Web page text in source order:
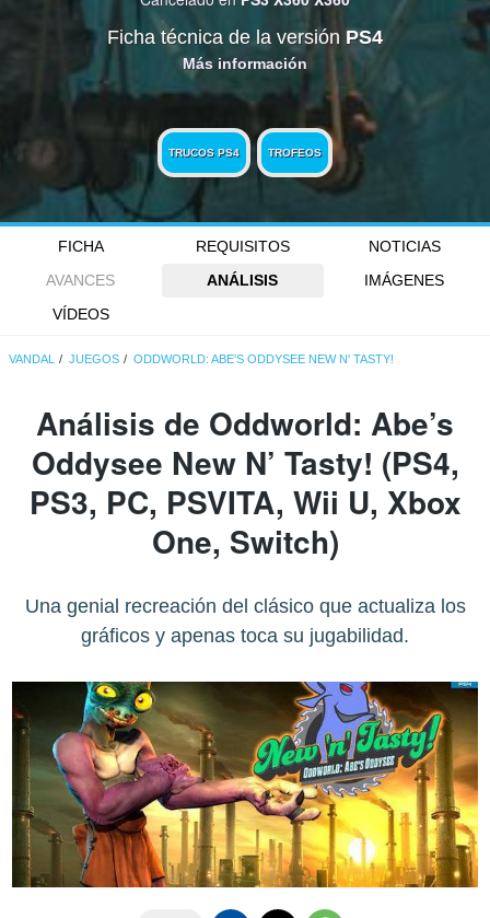
Ficha técnica de la versión PS4
Más información
TRUCOS PS4 TROFEOS
FICHA REQUISITOS
NOTICIAS
AVANCES
ANÁLISIS
IMÁGENES
VÍDEOS
VANDAL JUEGOS ODDWORLD: ABE'S ODDYSEE NEW N' TASTY!
Análisis de Oddworld: Abe’s
Oddysee New N’ Tasty! (PS4,
PS3, PC, PSVITA, Wii U, Xbox
One, Switch)
Una genial recreación del clásico que actualiza los
gráficos y apenas toca su jugabilidad.